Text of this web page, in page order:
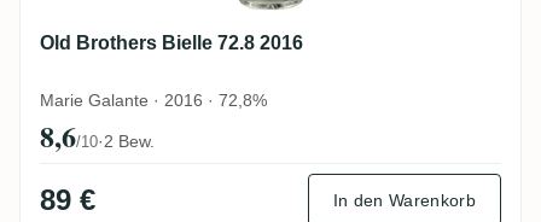
Old Brothers Bielle 72.8 2016
Marie Galante · 2016 · 72,8%
8,6/10·2 Bew.
89 € In den Warenkorb